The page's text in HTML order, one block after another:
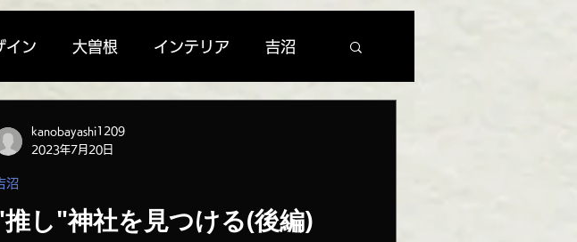
イン 大曽根 インテリア 吉沼
けプラン
劉山 | 上郷
し"神社を見つける(後編)
沼
kanobayashi1209
2023年7月20日